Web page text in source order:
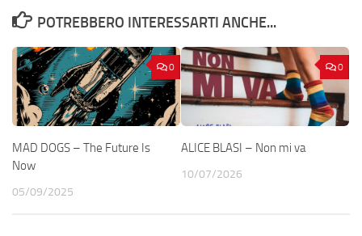
POTREBBERO INTERESSARTI ANCHE...
0
MAD DOGS – The Future Is
Now
05/09/2025
0
ALICE BLASI – Non mi va
10/07/2026